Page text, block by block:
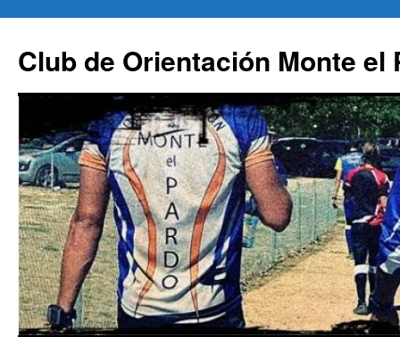
contenido
Club de Orientación Monte el